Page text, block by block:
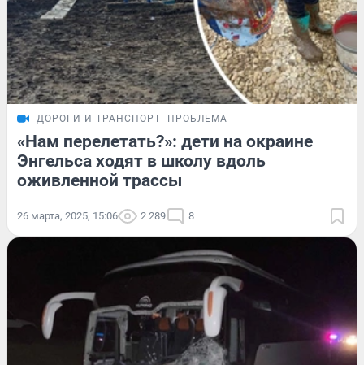
ДОРОГИ И ТРАНСПОРТ ПРОБЛЕМА
«Нам перелетать?»: дети на окраине
Энгельса ходят в школу вдоль
оживленной трассы
26 марта, 2025, 15:06 2 289 8